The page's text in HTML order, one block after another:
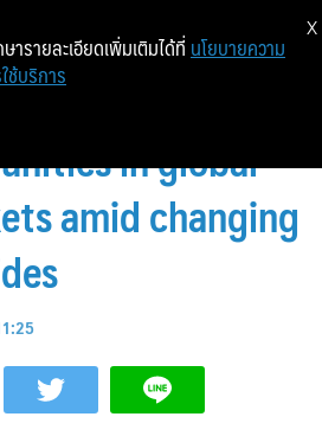
highlight
in global
amid changing
ารายละเอียดเพิ่มเติมได้ที่ นโยบายความ
ช้บริการ
X